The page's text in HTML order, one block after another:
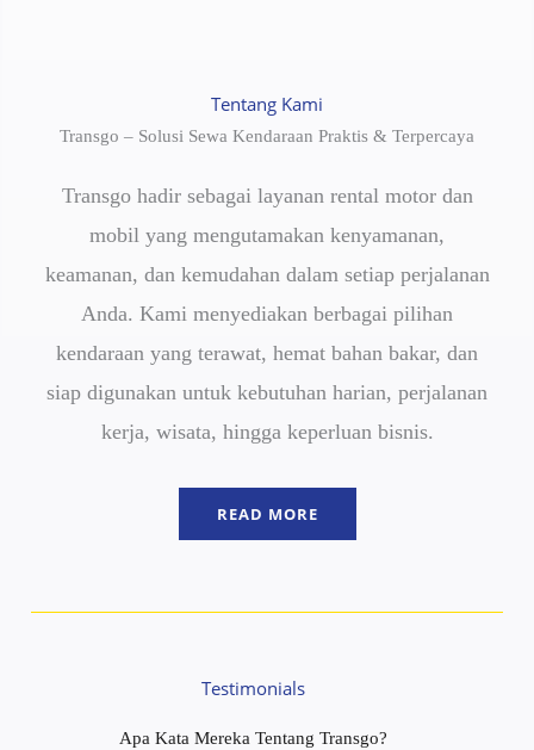
Tentang Kami
Transgo – Solusi Sewa Kendaraan Praktis & Terpercaya
Transgo hadir sebagai layanan rental motor dan
mobil yang mengutamakan kenyamanan,
keamanan, dan kemudahan dalam setiap perjalanan
Anda. Kami menyediakan berbagai pilihan
kendaraan yang terawat, hemat bahan bakar, dan
siap digunakan untuk kebutuhan harian, perjalanan
kerja, wisata, hingga keperluan bisnis.
READ MORE
Testimonials
Apa Kata Mereka Tentang Transgo?